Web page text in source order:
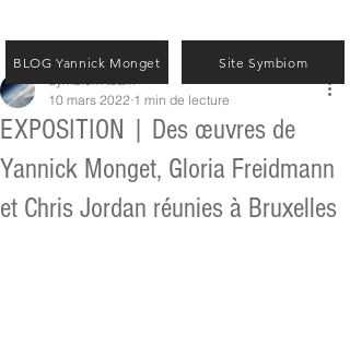
EXPOSITION | Des œuvres de
Yannick Monget, Gloria Freidmann
et Chris Jordan réunies à Bruxelles
Symbiom team
10 mars 2022 1 min de lecture
BLOG Yannick Monget Site Symbiom